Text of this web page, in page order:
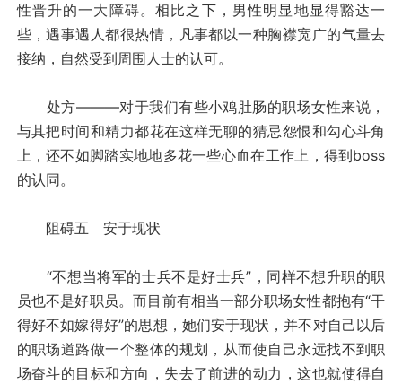
性晋升的一大障碍。相比之下，男性明显地显得豁达一
些，遇事遇人都很热情，凡事都以一种胸襟宽广的气量去
接纳，自然受到周围人士的认可。
处方———对于我们有些小鸡肚肠的职场女性来说，
与其把时间和精力都花在这样无聊的猜忌怨恨和勾心斗角
上，还不如脚踏实地地多花一些心血在工作上，得到boss
的认同。
阻碍五 安于现状
“不想当将军的士兵不是好士兵”，同样不想升职的职
员也不是好职员。而目前有相当一部分职场女性都抱有“干
得好不如嫁得好”的思想，她们安于现状，并不对自己以后
的职场道路做一个整体的规划，从而使自己永远找不到职
场奋斗的目标和方向，失去了前进的动力，这也就使得自